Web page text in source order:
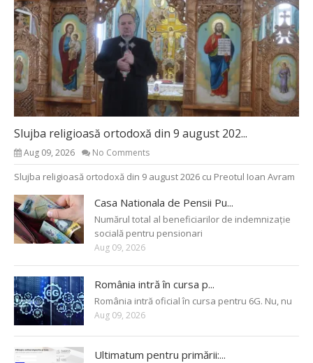
Slujba religioasă ortodoxă din 9 august 202...
Aug 09, 2026 No Comments
Slujba religioasă ortodoxă din 9 august 2026 cu Preotul Ioan Avram
Casa Nationala de Pensii Pu...
Numărul total al beneficiarilor de indemnizație
socială pentru pensionari
Aug 09, 2026
România intră în cursa p...
România intră oficial în cursa pentru 6G. Nu, nu
Aug 09, 2026
Ultimatum pentru primării:...